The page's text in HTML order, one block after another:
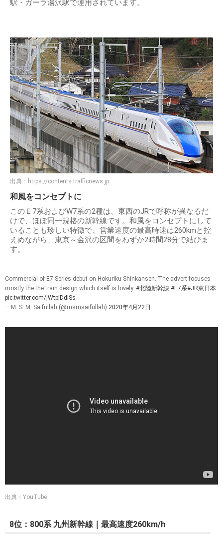
駅・ガーラ湯沢駅で運用されています。
出典： https://contents.trafficnews.jp
和風をコンセプトに
このＥ7系およびW7系の2種は、東西のJRで呼称が異なるだ
けで、ほぼ同一規格の新幹線です。和風をコンセプトにして
いることも珍しい特徴で、営業速度の最高時速は260kmと控
えめながら、東京～金沢の区間をわずか2時間28分で結びま
す。
Commercial of E7 Series debut on Hokuriku Shinkansen. The advert focuses
mostly the the train design which itself is lovely. #北陸新幹線 #E7系#JR東日本
pic.twitter.com/jWtpIDdISs
— M. S. M. Saifullah (@msmsaifullah) 2020年4月22日
出典：YouTube
8位：800系 九州新幹線｜最高速度260km/h